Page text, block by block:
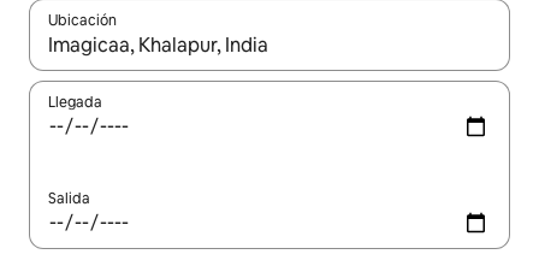
Ubicación
Cuando los resultados estén disponibles, navega con las
Llegada
Salida